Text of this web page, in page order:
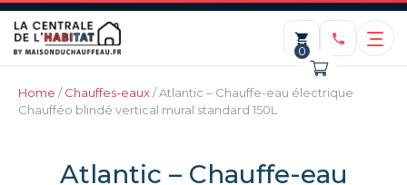
0
Home /Chauffes-eaux/ Atlantic – Chauffe-eau électrique
Chaufféo blindé vertical mural standard 150L
Atlantic – Chauffe-eau